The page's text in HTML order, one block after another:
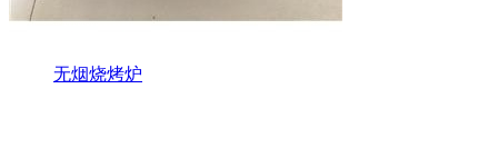
无烟烧烤炉